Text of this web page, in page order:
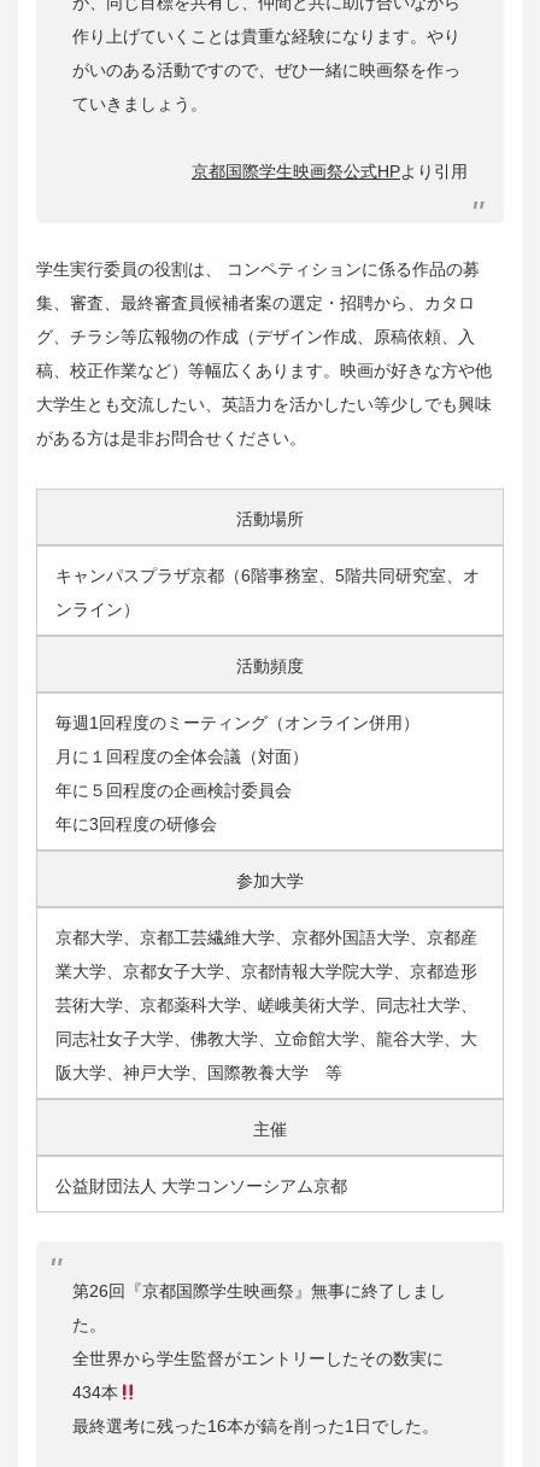
作り上げていくことは貴重な経験になります。やり
がいのある活動ですので、ぜひ一緒に映画祭を作っ
ていきましょう。
京都国際学生映画祭公式HPより引用
学生実行委員の役割は、 コンペティションに係る作品の募
集、審査、最終審査員候補者案の選定・招聘から、カタロ
グ、チラシ等広報物の作成（デザイン作成、原稿依頼、入
稿、校正作業など）等幅広くあります。映画が好きな方や他
大学生とも交流したい、英語力を活かしたい等少しでも興味
がある方は是非お問合せください。
活動場所
キャンパスプラザ京都（6階事務室、5階共同研究室、オ
ンライン）
活動頻度
毎週1回程度のミーティング（オンライン併用）
月に１回程度の全体会議（対面）
年に５回程度の企画検討委員会
年に3回程度の研修会
参加大学
京都大学、京都工芸繊維大学、京都外国語大学、京都産
業大学、京都女子大学、京都情報大学院大学、京都造形
芸術大学、京都薬科大学、嵯峨美術大学、同志社大学、
同志社女子大学、佛教大学、立命館大学、龍谷大学、大
阪大学、神戸大学、国際教養大学 等
主催
公益財団法人 大学コンソーシアム京都
第26回『京都国際学生映画祭』無事に終了しまし
た。
全世界から学生監督がエントリーしたその数実に
434本
最終選考に残った16本が鎬を削った1日でした。